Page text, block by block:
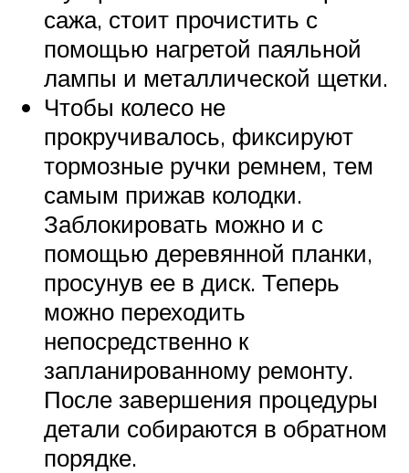
сажа, стоит прочистить с
помощью нагретой паяльной
лампы и металлической щетки.
Чтобы колесо не
прокручивалось, фиксируют
тормозные ручки ремнем, тем
самым прижав колодки.
Заблокировать можно и с
помощью деревянной планки,
просунув ее в диск. Теперь
можно переходить
непосредственно к
запланированному ремонту.
После завершения процедуры
детали собираются в обратном
порядке.